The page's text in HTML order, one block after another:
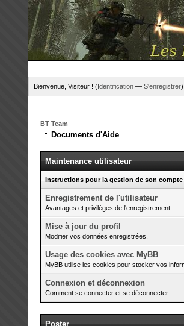
Bienvenue, Visiteur ! (Identification— S'enregistrer)
BT Team
Documents d'Aide
Maintenance utilisateur
Instructions pour la gestion de son
Enregistrement de l'utilisateur
Avantages et privilèges de l'enregistrement
Mise à jour du profil
Modifier vos données enregistrées.
Usage des cookies avec MyBB
MyBB utilise les cookies pour stocker vos
Connexion et déconnexion
Comment se connecter et se déconnecter.
Poster